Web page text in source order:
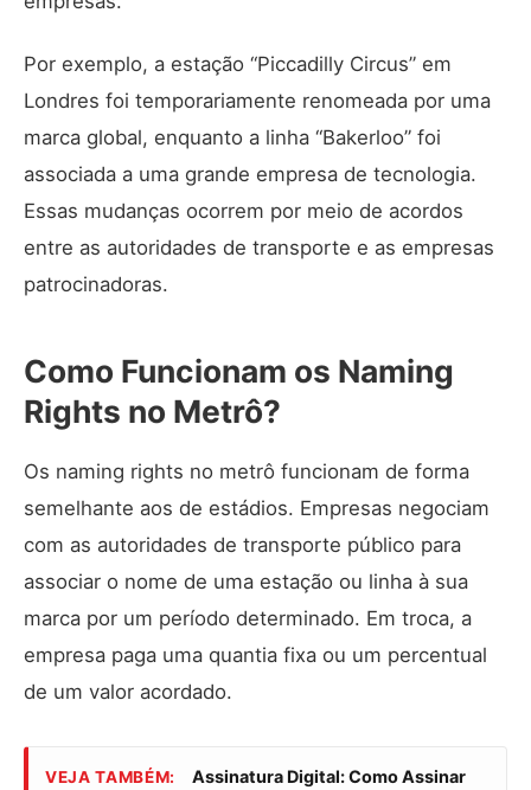
Por exemplo, a estação “Piccadilly Circus” em
Londres foi temporariamente renomeada por uma
marca global, enquanto a linha “Bakerloo” foi
associada a uma grande empresa de tecnologia.
Essas mudanças ocorrem por meio de acordos
entre as autoridades de transporte e as empresas
patrocinadoras.
Como Funcionam os Naming
Rights no Metrô?
Os naming rights no metrô funcionam de forma
semelhante aos de estádios. Empresas negociam
com as autoridades de transporte público para
associar o nome de uma estação ou linha à sua
marca por um período determinado. Em troca, a
empresa paga uma quantia fixa ou um percentual
de um valor acordado.
VEJA TAMBÉM:
Assinatura Digital: Como Assinar